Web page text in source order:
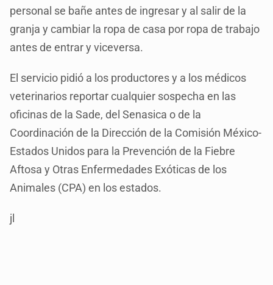
personal se bañe antes de ingresar y al salir de la
granja y cambiar la ropa de casa por ropa de trabajo
antes de entrar y viceversa.
El servicio pidió a los productores y a los médicos
veterinarios reportar cualquier sospecha en las
oficinas de la Sade, del Senasica o de la
Coordinación de la Dirección de la Comisión México-
Estados Unidos para la Prevención de la Fiebre
Aftosa y Otras Enfermedades Exóticas de los
Animales (CPA) en los estados.
jl